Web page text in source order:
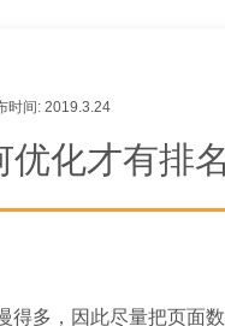
时间: 2019.3.24
化才有排名
多，因此尽量把页面